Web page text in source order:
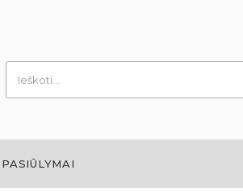
PASIŪLYMAI